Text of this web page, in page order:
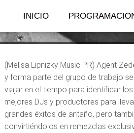
INICIO
la
(Melisa Lipnizky Music PR) Agent
y forma parte del grupo de trabajo
viajar en el tiempo para identificar
mejores DJs y productores para
grandes éxitos de antaño, pero
convirtiéndolos en remezclas